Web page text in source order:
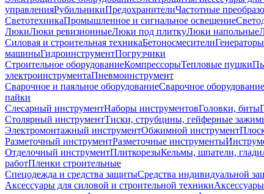
управленияРубильникиПредохранителиЧастотные
СветотехникаПромышленное и сигнальное освещение
ЛюкиЛюки ревизионныеЛюки под плиткуЛюки напольные
Силовая и строительная техникаБетоносмесителиГенераторы
машиныГидроинструментПогрузчики
Строительное оборудованиеКомпрессорыТепловые пушки
электроинструментаПневмоинструмент
Сварочное и паяльное оборудованиеСварочное оборудование
пайки
Слесарный инструментНаборы инструментовГоловки, биты
Столярный инструментТиски, струбцины, гейферные
Электромонтажный инструментОбжимной инструмент
Разметочный инструментРазметочные инструменты
Отделочный инструментПлиткорезыКельмы, шпатели,
работПленки строительные
Спецодежда и средства защитыСредства индивидуальной
Аксессуары для силовой и строительной техники